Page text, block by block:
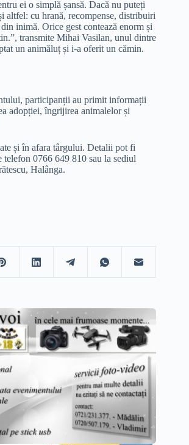
ei o simplă șansă. Dacă nu puteți
altfel: cu hrană, recompense, distribuiri
inimă. Orice gest contează enorm și
transmite Mihai Vasilan, unul dintre
un animăluț și i-a oferit un cămin.
participanții au primit informații
adopției, îngrijirea animalelor și
și în afara târgului. Detalii pot fi
telefon 0766 649 810 sau la sediul
Halânga.